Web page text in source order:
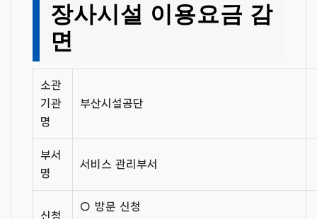
장사시설 이용요금 감
면
소관
기관
명
부산시설공단
부서
명
서비스 관리부서
신청
○ 방문 신청